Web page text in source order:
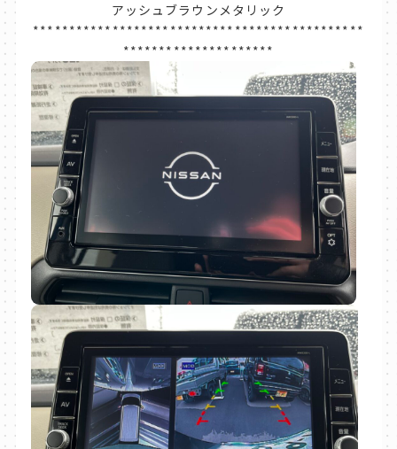
アッシュブラウンメタリック
**********************************************
*********************